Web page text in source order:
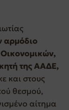
αρμόδιο
της ΑΑΔΕ,
και στους
θεσμού,
αίτημα